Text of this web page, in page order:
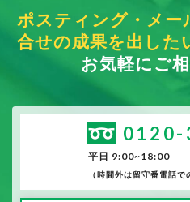
ポスティング・メー
合せの成果を出した
お気軽にご
0120-
平日 9:00~18:00
（時間外は留守番電話で